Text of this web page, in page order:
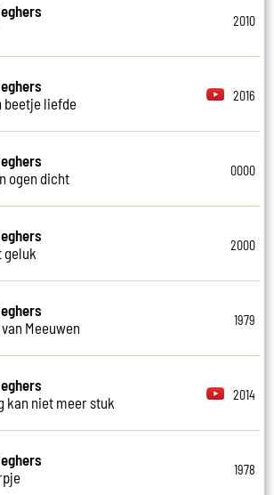
2010
beetje liefde
2016
ogen dicht
0000
geluk
2000
Meeuwen
1979
kan niet meer stuk
2014
1978